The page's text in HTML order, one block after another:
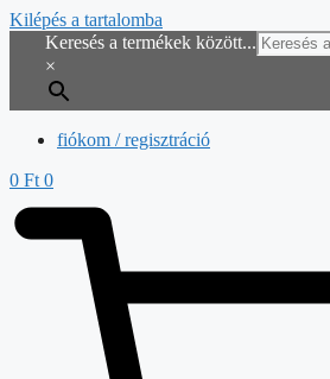
Kilépés a tartalomba
Keresés a termékek között...
×
fiókom / regisztráció
0 Ft 0